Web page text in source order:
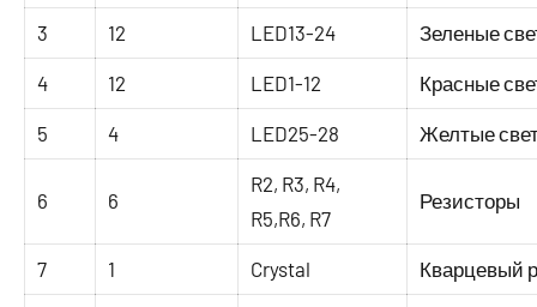
3 12 LED13-24 Зеленые
4 12 LED1-12 Красные
5 4 LED25-28 Желтые
6 6
R2, R3, R4,
R5,R6, R7
Резисторы
7 1 Crystal Кварцевый